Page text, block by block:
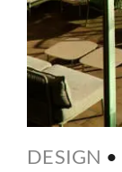
DESIGN •